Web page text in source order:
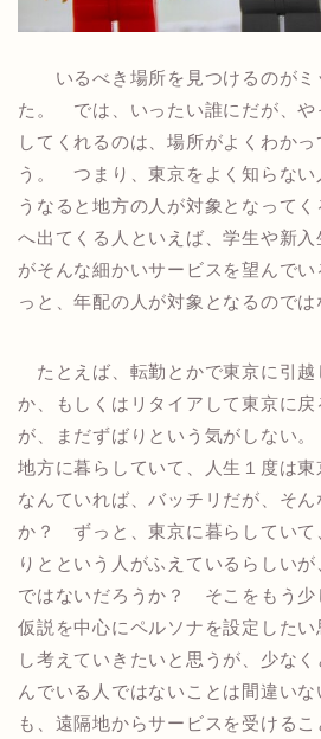
いるべき場所を見つけるのがミ
た。 では、いったい誰にだが、や
してくれるのは、場所がよくわか
う。 つまり、東京をよく知らない
うなると地方の人が対象となって
へ出てくる人といえば、学生や新
がそんな細かいサービスを望んで
っと、年配の人が対象となるのでは
たとえば、転勤とかで東京に引越
か、もしくはリタイアして東京に
が、まだずばりという気がしない
地方に暮らしていて、人生１度は東
なんていれば、バッチリだが、そん
か？ ずっと、東京に暮らしていて
りとという人がふえているらしい
ではないだろうか？ そこをもう少
仮説を中心にペルソナを設定した
し考えていきたいと思うが、少な
んでいる人ではないことは間違い
も、遠隔地からサービスを受ける